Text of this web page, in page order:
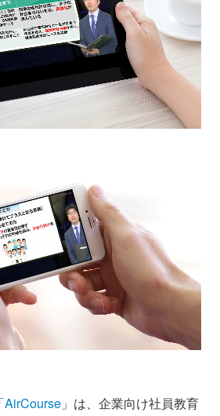
AirCourse 」は、企業向け社員教育